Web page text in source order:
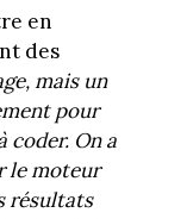
en
des
mais un
pour
coder. On a
le moteur
résultats